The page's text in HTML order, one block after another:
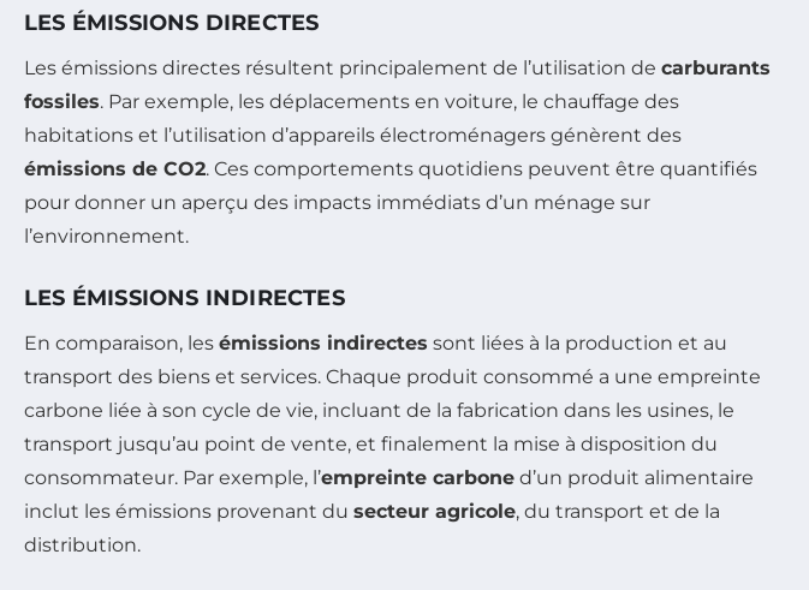
LES ÉMISSIONS DIRECTES
Les émissions directes résultent principalement de l’utilisation de carburants
fossiles. Par exemple, les déplacements en voiture, le chauffage des
habitations et l’utilisation d’appareils électroménagers génèrent des
émissions de CO2. Ces comportements quotidiens peuvent être quantifiés
pour donner un aperçu des impacts immédiats d’un ménage sur
l’environnement.
LES ÉMISSIONS INDIRECTES
En comparaison, les émissions indirectes sont liées à la production et au
transport des biens et services. Chaque produit consommé a une empreinte
carbone liée à son cycle de vie, incluant de la fabrication dans les usines, le
transport jusqu’au point de vente, et finalement la mise à disposition du
consommateur. Par exemple, l’empreinte carbone d’un produit alimentaire
inclut les émissions provenant du secteur agricole, du transport et de la
distribution.